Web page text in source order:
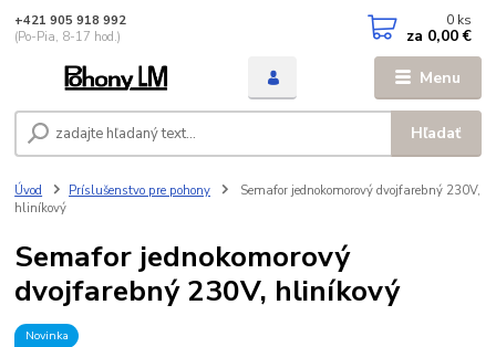
Menu
Hľadať
+421 905 918 992
(Po-Pia, 8-17 hod.)
0 ks
za 0,00 €
Úvod Príslušenstvo pre pohony
Semafor jednokomorový dvojfarebný 230V,
hliníkový
Semafor jednokomorový
dvojfarebný 230V, hliníkový
Novinka